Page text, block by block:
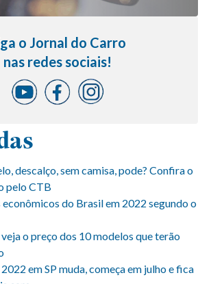
o Jornal do Carro
nas redes sociais!
descalço, sem camisa, pode? Confira o
pelo CTB
do Brasil em 2022 segundo o
o preço dos 10 modelos que terão
em SP muda, começa em julho e fica